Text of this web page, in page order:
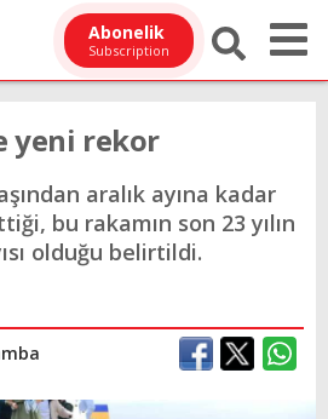
Abonelik
Subscription
yeni rekor
aralık ayına kadar
bu rakamın son 23 yılın
olduğu belirtildi.